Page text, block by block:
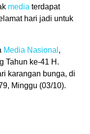
media terdapat
hari jadi untuk
Media Nasional ,
Tahun ke-41 H.
karangan bunga, di
Minggu (03/10).